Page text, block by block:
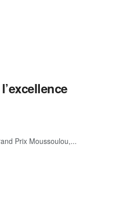
Prix Moussoulou,...